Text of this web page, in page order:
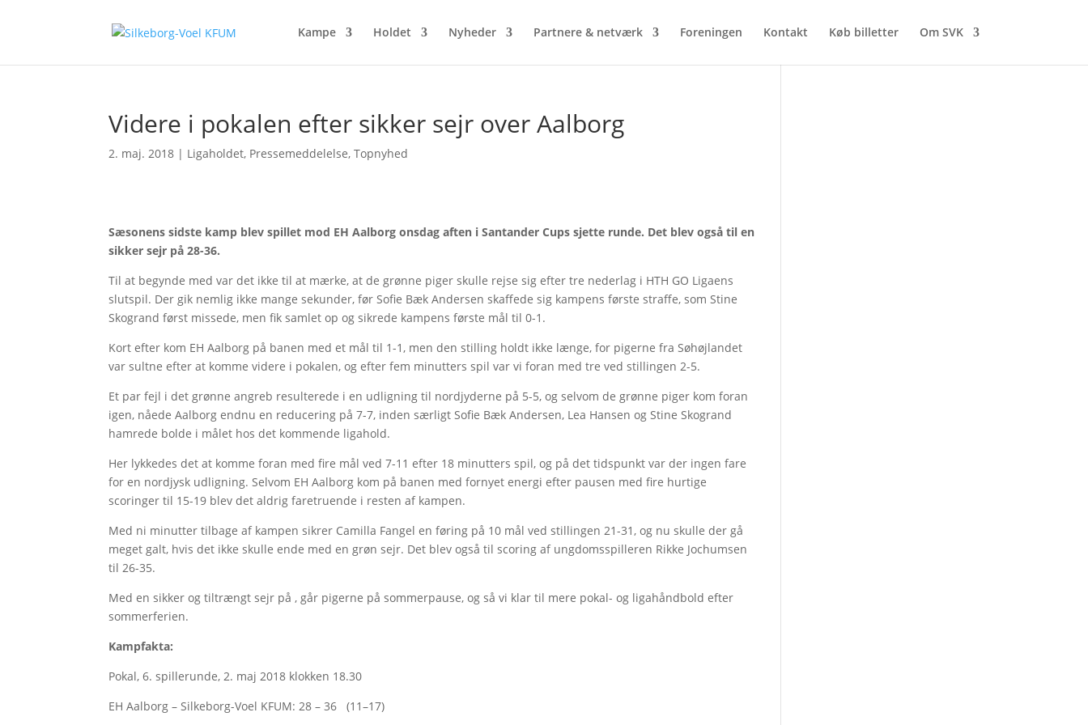
Kampe Holdet Nyheder Partnere & netværk Foreningen Kontakt Køb billetter Om SVK
Videre i pokalen efter sikker sejr over Aalborg
2. maj. 2018 | Ligaholdet, Pressemeddelelse,Topnyhed
Sæsonens sidste kamp blev spillet mod EH Aalborg onsdag aften i Santander Cups sjette runde. Det blev også til en
sikker sejr på 28-36.
Til at begynde med var det ikke til at mærke, at de grønne piger skulle rejse sig efter tre nederlag i HTH GO Ligaens
slutspil. Der gik nemlig ikke mange sekunder, før Sofie Bæk Andersen skaffede sig kampens første straffe, som Stine
Skogrand først missede, men fik samlet op og sikrede kampens første mål til 0-1.
Kort efter kom EH Aalborg på banen med et mål til 1-1, men den stilling holdt ikke længe, for pigerne fra Søhøjlandet
var sultne efter at komme videre i pokalen, og efter fem minutters spil var vi foran med tre ved stillingen 2-5.
Et par fejl i det grønne angreb resulterede i en udligning til nordjyderne på 5-5, og selvom de grønne piger kom foran
igen, nåede Aalborg endnu en reducering på 7-7, inden særligt Sofie Bæk Andersen, Lea Hansen og Stine Skogrand
hamrede bolde i målet hos det kommende ligahold.
Her lykkedes det at komme foran med fire mål ved 7-11 efter 18 minutters spil, og på det tidspunkt var der ingen fare
for en nordjysk udligning. Selvom EH Aalborg kom på banen med fornyet energi efter pausen med fire hurtige
scoringer til 15-19 blev det aldrig faretruende i resten af kampen.
Med ni minutter tilbage af kampen sikrer Camilla Fangel en føring på 10 mål ved stillingen 21-31, og nu skulle der gå
meget galt, hvis det ikke skulle ende med en grøn sejr. Det blev også til scoring af ungdomsspilleren Rikke Jochumsen
til 26-35.
Med en sikker og tiltrængt sejr på , går pigerne på sommerpause, og så vi klar til mere pokal- og ligahåndbold efter
sommerferien.
Kampfakta:
Pokal, 6. spillerunde, 2. maj 2018 klokken 18.30
EH Aalborg – Silkeborg-Voel KFUM: 28 – 36 (11–17)